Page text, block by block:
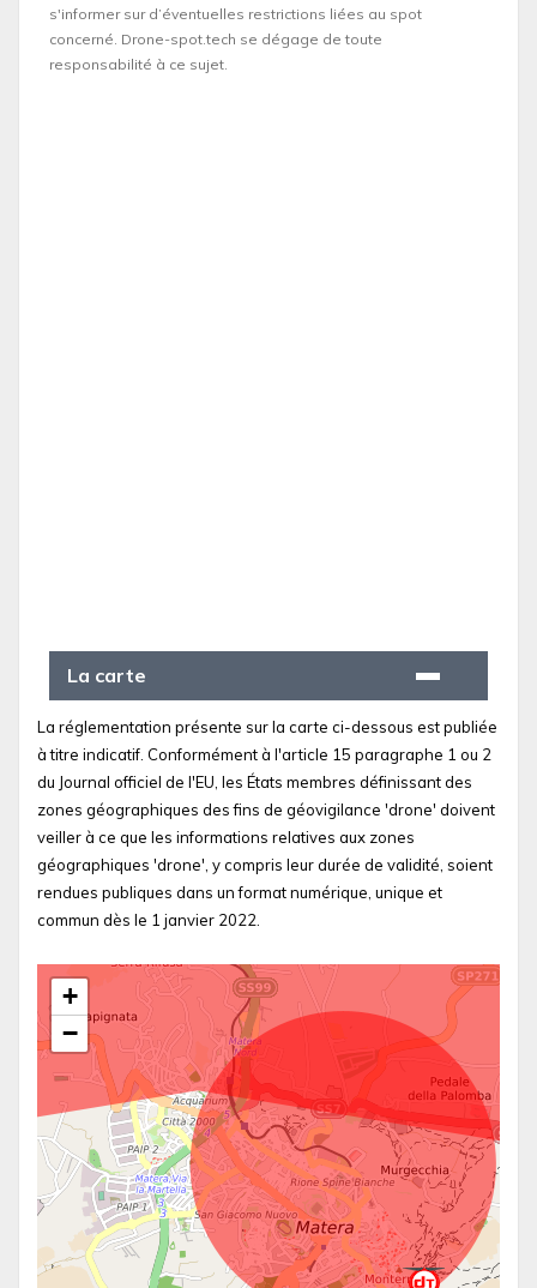
s'informer sur d’éventuelles restrictions liées au spot
concerné. Drone-spot.tech se dégage de toute
responsabilité à ce sujet.
La carte
La réglementation présente sur la carte ci-dessous est publiée
à titre indicatif. Conformément à l'article 15 paragraphe 1 ou 2
du Journal officiel de l'EU, les États membres définissant des
zones géographiques des fins de géovigilance 'drone' doivent
veiller à ce que les informations relatives aux zones
géographiques 'drone', y compris leur durée de validité, soient
rendues publiques dans un format numérique, unique et
commun dès le 1 janvier 2022.